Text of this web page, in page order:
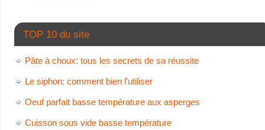
TOP 10 du site
Pâte à choux: tous les secrets de sa réussite
Le siphon: comment bien l'utiliser
Oeuf parfait basse température aux asperges
Cuisson sous vide basse température